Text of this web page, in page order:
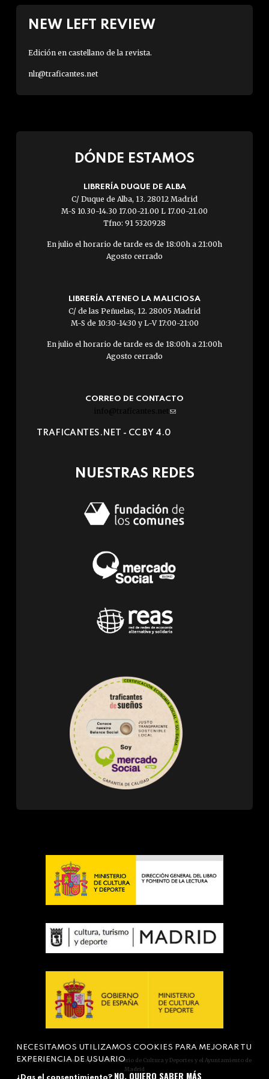
NEW LEFT REVIEW
Edición en castellano de la revista.
nlr@traficantes.net
DÓNDE ESTAMOS
LIBRERÍA DUQUE DE ALBA
C/ Duque de Alba, 13. 28012 Madrid
M-S 10.30-14.30 17.00-21.00 L 17.00-21.00
Tfno: 91 5320928
En julio el horario de tarde es de 18:00h a 21:00h
Agosto cerrado
LIBRERÍA ATENEO LA MALICIOSA
C/ de las Peñuelas, 12. 28005 Madrid
M-S de 10:30-14:30 y L-V 17:00-21:00
En julio el horario de tarde es de 18:00h a 21:00h
Agosto cerrado
CORREO DE CONTACTO
info@traficantes.net (link
e-
TRAFICANTES.NET - CC BY 4.0
NUESTRAS REDES
Actividad subvencionada por el Ministerio de Cultura y Deportes y el Ayuntamiento de
Madrid
NECESITAMOS UTILIZAMOS COOKIES PARA MEJORAR TU
EXPERIENCIA DE USUARIO
NO, QUIERO SABER MÁS